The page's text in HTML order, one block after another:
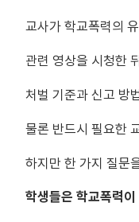
교사가 학교폭력의
관련 영상을 시청한
처벌 기준과 신고 방
물론 반드시 필요한
하지만 한 가지 질문
학생들은 학교폭력